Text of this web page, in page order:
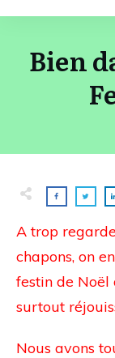
Bien
A trop
chapons, on
festin de
surtout
Nous avons